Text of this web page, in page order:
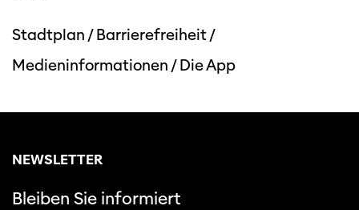
Diese Seite wird mit Internet Explorer
Stadtplan /Barrierefreiheit/
Medieninformationen /Die App
NEWSLETTER
Bleiben Sie informiert